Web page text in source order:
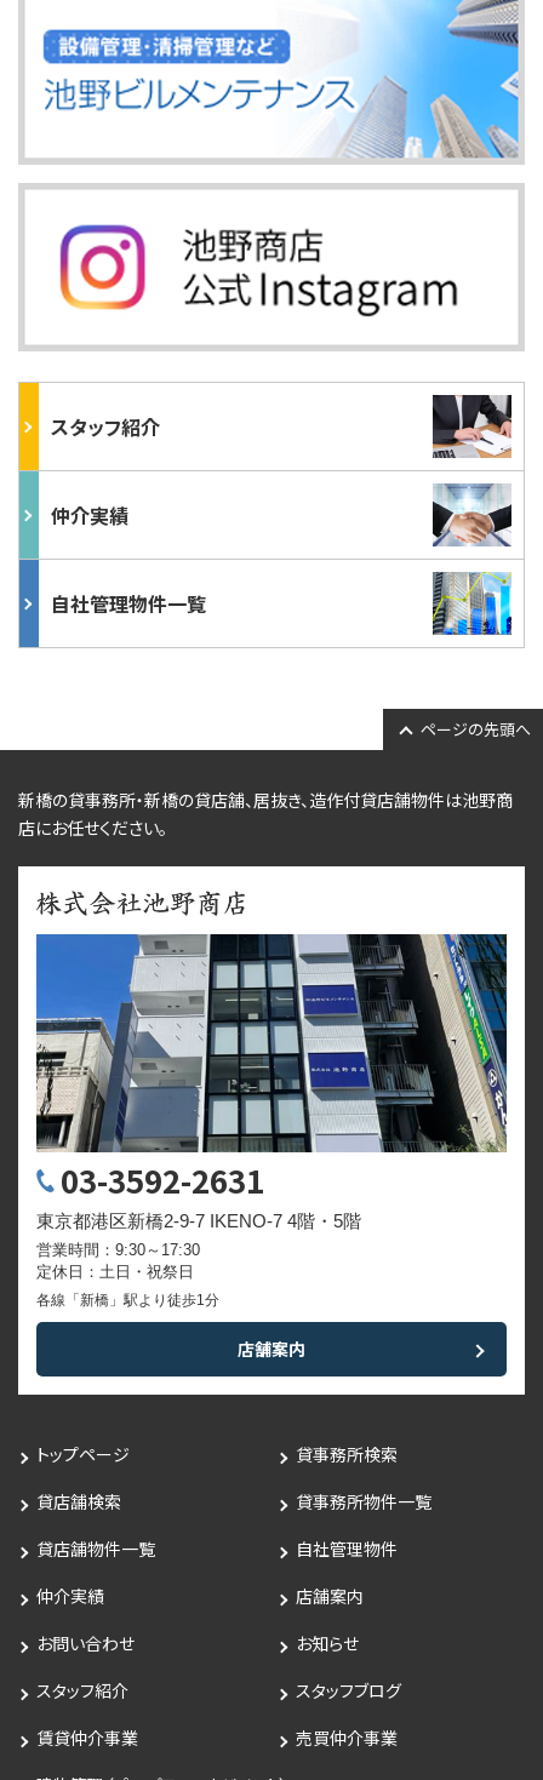
スタッフ紹介
仲介実績
自社管理物件一覧
ページの先頭へ
新橋の貸事務所・新橋の貸店舗、居抜き、造作付貸店舗物件は池野商
店にお任せください。
03-3592-2631
東京都港区新橋2-9-7 IKENO-7 4階・5階
営業時間：9:30～17:30
定休日：土日・祝祭日
各線「新橋」駅より徒歩1分
店舗案内
トップページ
貸事務所検索
貸店舗検索
貸事務所物件一覧
貸店舗物件一覧
自社管理物件
仲介実績
店舗案内
お問い合わせ
お知らせ
スタッフ紹介
スタッフブログ
賃貸仲介事業
売買仲介事業